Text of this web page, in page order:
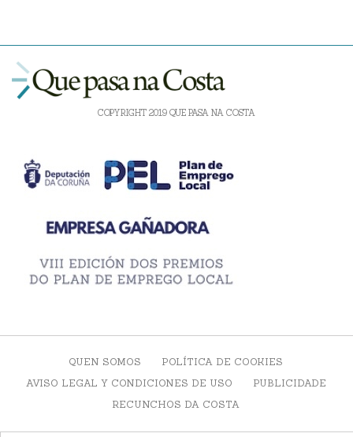
COPYRIGHT 2019 QUE PASA NA COSTA
QUEN SOMOS
POLÍTICA DE COOKIES
AVISO LEGAL Y CONDICIONES DE USO
PUBLICIDADE
RECUNCHOS DA COSTA